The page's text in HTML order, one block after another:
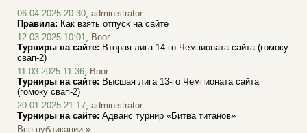
06.04.2025 20:30, administrator
Правила: Как взять отпуск на сайте
12.03.2025 10:01, Boor
Турниры на сайте: Вторая лига 14-го Чемпионата сайта (гомоку
свап-2)
11.03.2025 11:36, Boor
Турниры на сайте: Высшая лига 13-го Чемпионата сайта
(гомоку свап-2)
20.01.2025 21:17, administrator
Турниры на сайте: Адванс турнир «Битва титанов»
Все публикации »